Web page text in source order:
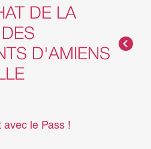
DE LA
D'AMIENS
avec le Pass !